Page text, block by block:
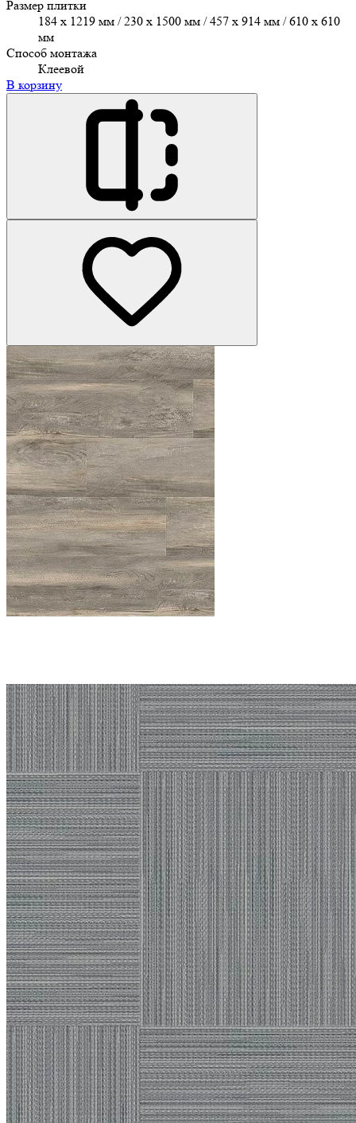
Размер плитки
184 x 1219 мм / 230 x 1500 мм / 457 х 914 мм / 610 x 610
мм
Способ монтажа
Клеевой
В корзину